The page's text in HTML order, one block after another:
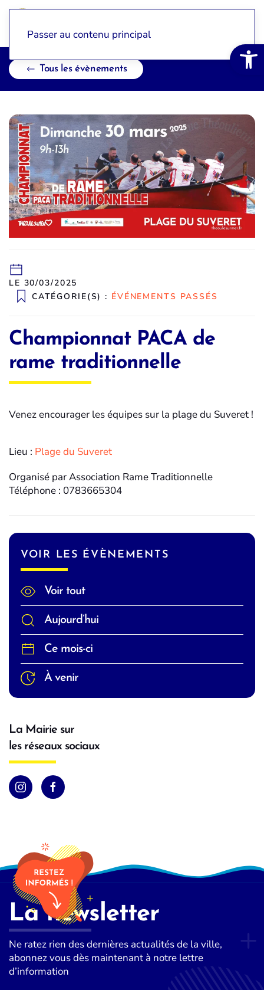
Ouvrir
Passer au contenu principal
Tous les évènements
LE 30/03/2025
CATÉGORIE(S) : ÉVÉNEMENTS PASSÉS
Championnat PACA de
rame traditionnelle
Venez encourager les équipes sur la plage du Suveret !
Lieu : Plage du Suveret
Organisé par Association Rame Traditionnelle
Téléphone : 0783665304
VOIR LES ÉVÈNEMENTS
Voir tout
Aujourd’hui
Ce mois-ci
À venir
La Mairie sur
les réseaux sociaux
La newsletter
Ne ratez rien des dernières actualités de la ville,
abonnez vous dès maintenant à notre lettre
d’information